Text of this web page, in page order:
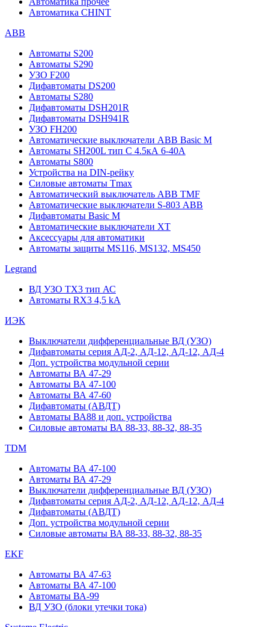
Автоматика CHINT
ABB
Автоматы S200
Автоматы S290
УЗО F200
Дифавтоматы DS200
Автоматы S280
Дифавтоматы DSH201R
Дифавтоматы DSH941R
УЗО FH200
Автоматические выключатели ABB Basic M
Автоматы SH200L тип С 4.5кА 6-40А
Автоматы S800
Устройства на DIN-рейку
Силовые автоматы Tmax
Автоматический выключатель ABB TMF
Автоматические выключатели S-803 АВВ
Дифавтоматы Basic M
Автоматические выключатели XT
Аксессуары для автоматики
Автоматы защиты MS116, MS132, MS450
Legrand
ВД УЗО TX3 тип АС
Автоматы RX3 4,5 kA
ИЭК
Выключатели дифференциальные ВД (УЗО)
Дифавтоматы серия АД-2, АД-12, АД-12, АД-4
Доп. устройства модульной серии
Автоматы ВА 47-29
Автоматы ВА 47-100
Автоматы ВА 47-60
Дифавтоматы (АВДТ)
Автоматы ВА88 и доп. устройства
Силовые автоматы ВА 88-33, 88-32, 88-35
TDM
Автоматы ВА 47-100
Автоматы ВА 47-29
Выключатели дифференциальные ВД (УЗО)
Дифавтоматы серия АД-2, АД-12, АД-12, АД-4
Дифавтоматы (АВДТ)
Доп. устройства модульной серии
Силовые автоматы ВА 88-33, 88-32, 88-35
EKF
Автоматы ВА 47-63
Автоматы ВА 47-100
Автоматы ВА-99
ВД УЗО (блоки утечки тока)